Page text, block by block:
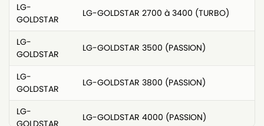
LG-
GOLDSTAR
LG-GOLDSTAR 2700 à 3400 (TURBO)
LG-
GOLDSTAR
LG-GOLDSTAR 3500 (PASSION)
LG-
GOLDSTAR
LG-GOLDSTAR 3800 (PASSION)
LG-
GOLDSTAR
LG-GOLDSTAR 4000 (PASSION)